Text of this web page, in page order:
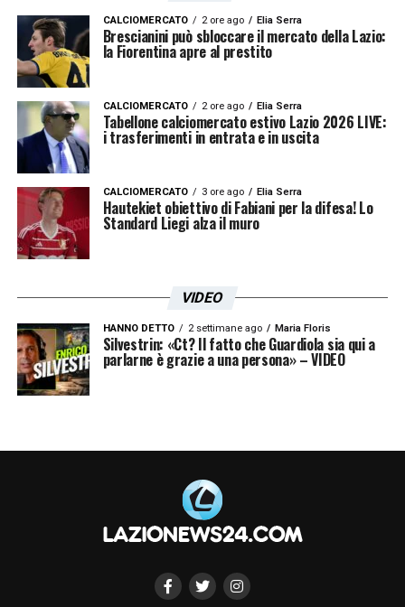
CALCIOMERCATO 2 ore ago Elia Serra
Brescianini può sbloccare il mercato della Lazio:
la Fiorentina apre al prestito
CALCIOMERCATO 2 ore ago Elia Serra
Tabellone calciomercato estivo Lazio 2026 LIVE:
i trasferimenti in entrata e in uscita
CALCIOMERCATO 3 ore ago Elia Serra
Hautekiet obiettivo di Fabiani per la difesa! Lo
Standard Liegi alza il muro
VIDEO
HANNO DETTO 2 settimane ago Maria Floris
Silvestrin: «Ct? Il fatto che Guardiola sia qui a
parlarne è grazie a una persona» – VIDEO